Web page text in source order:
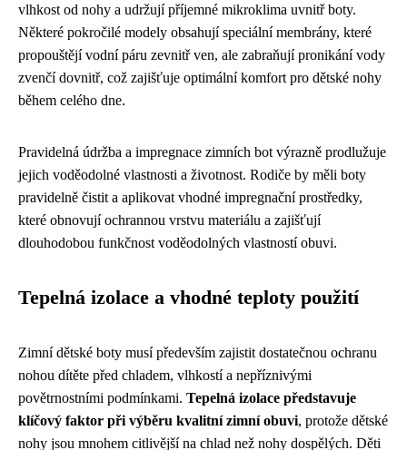
vlhkost od nohy a udržují příjemné mikroklima uvnitř boty.
Některé pokročilé modely obsahují speciální membrány, které
propouštějí vodní páru zevnitř ven, ale zabraňují pronikání vody
zvenčí dovnitř, což zajišťuje optimální komfort pro dětské nohy
během celého dne.
Pravidelná údržba a impregnace zimních bot výrazně prodlužuje
jejich voděodolné vlastnosti a životnost. Rodiče by měli boty
pravidelně čistit a aplikovat vhodné impregnační prostředky,
které obnovují ochrannou vrstvu materiálu a zajišťují
dlouhodobou funkčnost voděodolných vlastností obuvi.
Tepelná izolace a vhodné teploty použití
Zimní dětské boty musí především zajistit dostatečnou ochranu
nohou dítěte před chladem, vlhkostí a nepříznivými
povětrnostními podmínkami. Tepelná izolace představuje
klíčový faktor při výběru kvalitní zimní obuvi, protože dětské
nohy jsou mnohem citlivější na chlad než nohy dospělých. Děti